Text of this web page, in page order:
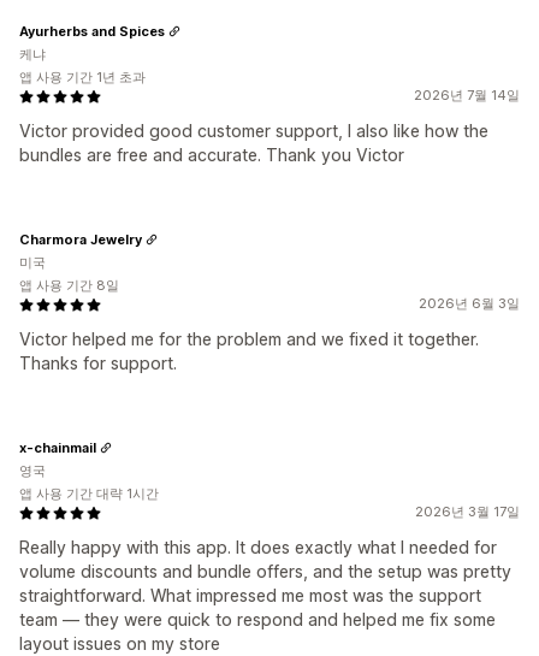
2026년 7월 14일
Victor provided good customer support, I also like how the
bundles are free and accurate. Thank you Victor
Ayurherbs and Spices
케냐
앱 사용 기간 1년 초과
2026년 6월 3일
Victor helped me for the problem and we fixed it together.
Thanks for support.
Charmora Jewelry
미국
앱 사용 기간 8일
2026년 3월 17일
Really happy with this app. It does exactly what I needed for
volume discounts and bundle offers, and the setup was pretty
straightforward. What impressed me most was the support
team — they were quick to respond and helped me fix some
layout issues on my store
x-chainmail
영국
앱 사용 기간 대략 1시간